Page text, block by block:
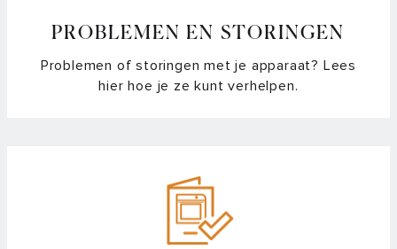
PROBLEMEN EN STORINGEN
Problemen of storingen met je apparaat? Lees
hier hoe je ze kunt verhelpen.